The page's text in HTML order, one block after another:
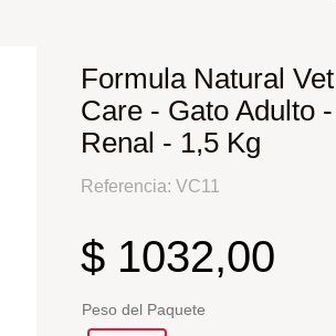
Formula Natural Vet
Care - Gato Adulto -
Renal - 1,5 Kg
Referencia: VC11
$ 1032,00
Peso del Paquete